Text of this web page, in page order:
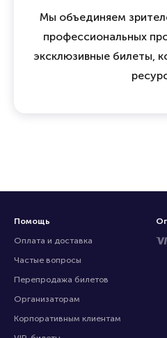
Мы объединяем
профессиональных
эксклюзивные билеты,
Помощь
Оплата и доставка
Частые вопросы
Перепродажа билетов
Организаторам
Корпоративным клиентам